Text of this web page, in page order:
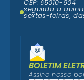
CEP: 65010-904
segunda a
sextas-feiras,
BOLETIM
Assine nosso